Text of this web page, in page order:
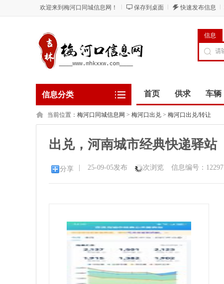
欢迎来到梅河口同城信息网！ 保存到桌面 快速发布信息
信息
信息分类 首页 供求 车辆
当前位置： 梅河口同城信息网 > 梅河口出兑 > 梅河口出兑/转让
出兑，河南城市经典快递驿站
分享 25-09-05发布 次浏览 信息编号：12297